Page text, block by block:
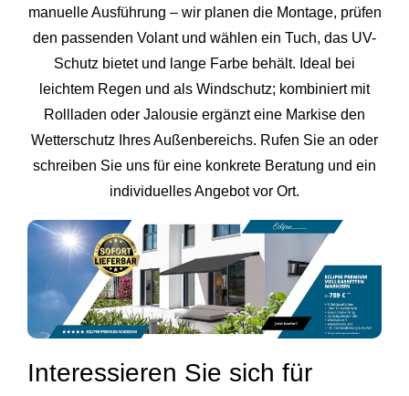
manuelle Ausführung – wir planen die Montage, prüfen
den passenden Volant und wählen ein Tuch, das UV-
Schutz bietet und lange Farbe behält. Ideal bei
leichtem Regen und als Windschutz; kombiniert mit
Rollladen oder Jalousie ergänzt eine Markise den
Wetterschutz Ihres Außenbereichs. Rufen Sie an oder
schreiben Sie uns für eine konkrete Beratung und ein
individuelles Angebot vor Ort.
Interessieren Sie sich für